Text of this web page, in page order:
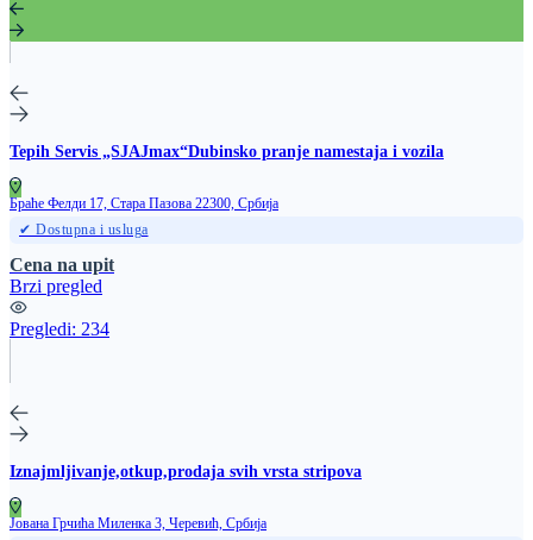
Tepih Servis „SJAJmax“Dubinsko pranje namestaja i vozila
Браће Фелди 17, Стара Пазова 22300, Србија
✔ Dostupna i usluga
Cena na upit
Brzi pregled
Pregledi: 234
Iznajmljivanje,otkup,prodaja svih vrsta stripova
Јована Грчића Миленка 3, Черевић, Србија